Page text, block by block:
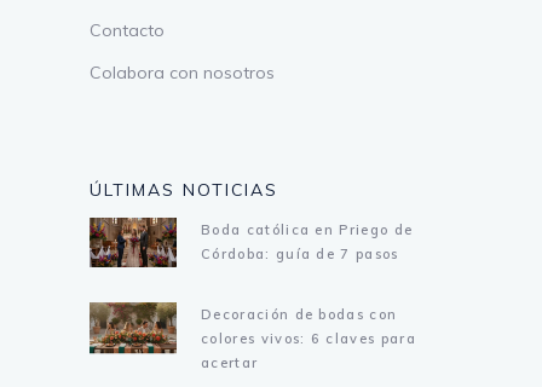
Contacto
Colabora con nosotros
ÚLTIMAS NOTICIAS
Boda católica en Priego de
Córdoba: guía de 7 pasos
Decoración de bodas con
colores vivos: 6 claves para
acertar